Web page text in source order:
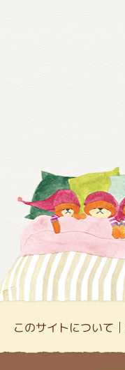
このサイトについて